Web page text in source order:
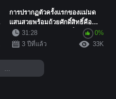
การปรากฏตัวครั้งแรกของแม่มด
แสนสวยพร้อมถ้วยศักดิ์สิทธิ์คือ
ภรรยาอีกคน! วีดีโอสุดช็อก...
31:28
0%
3 ปีที่แล้ว
33K